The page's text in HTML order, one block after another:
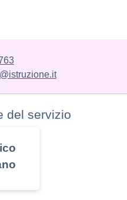
del servizio